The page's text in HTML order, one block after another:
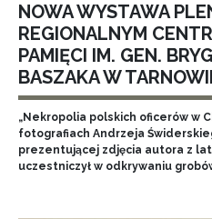
NOWA WYSTAWA
REGIONALNYM
PAMIĘCI IM. GEN.
BASZAKA W
„Nekropolia polskich oficerów w
fotografiach Andrzeja
prezentującej zdjęcia autora z
uczestniczył w odkrywaniu